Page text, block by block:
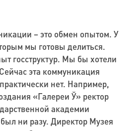
– это обмен опытом. У
мы готовы делиться.
госструктур. Мы бы хотели
эта коммуникация
нет. Например,
«Галереи Ў» ректор
академии
был ни разу. Директор Музея